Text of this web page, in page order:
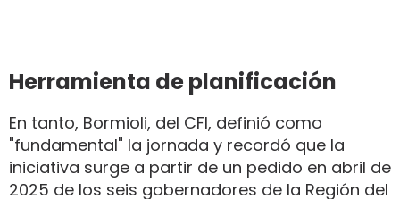
Herramienta de planificación
En tanto, Bormioli, del CFI, definió como
"fundamental" la jornada y recordó que la
iniciativa surge a partir de un pedido en abril de
2025 de los seis gobernadores de la Región del